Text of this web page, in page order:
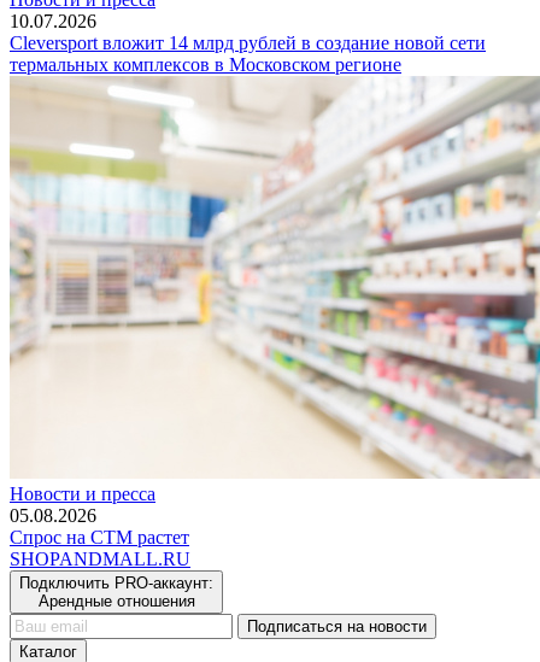
10.07.2026
Cleversport вложит 14 млрд рублей в создание новой сети
термальных комплексов в Московском регионе
Новости и пресса
05.08.2026
Спрос на СТМ растет
SHOPANDMALL.RU
Подключить PRO-аккаунт:
Арендные отношения
Подписаться на новости
Каталог